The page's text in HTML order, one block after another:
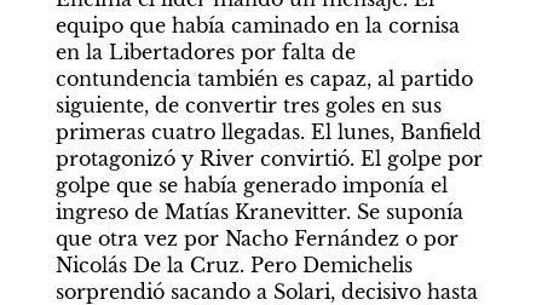
equipo que había caminado en la cornisa
en la Libertadores por falta de
contundencia también es capaz, al partido
siguiente, de convertir tres goles en sus
primeras cuatro llegadas. El lunes, Banfield
protagonizó y River convirtió. El golpe por
golpe que se había generado imponía el
ingreso de Matías Kranevitter. Se suponía
que otra vez por Nacho Fernández o por
Nicolás De la Cruz. Pero Demichelis
sorprendió sacando a Solari, decisivo hasta